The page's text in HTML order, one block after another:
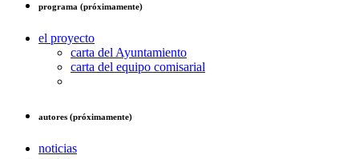
programa (próximamente)
el proyecto
carta del Ayuntamiento
carta del equipo comisarial
autores (próximamente)
noticias